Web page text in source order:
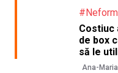
Costiuc
de box
să le
Ana-